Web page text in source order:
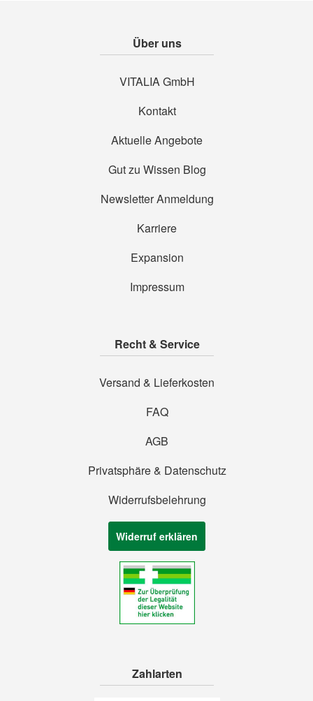
Über uns
VITALIA GmbH
Kontakt
Aktuelle Angebote
Gut zu Wissen Blog
Newsletter Anmeldung
Karriere
Expansion
Impressum
Recht & Service
Versand & Lieferkosten
FAQ
AGB
Privatsphäre & Datenschutz
Widerrufsbelehrung
Widerruf erklären
Zahlarten